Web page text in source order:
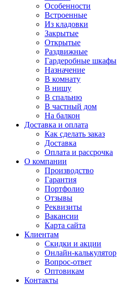
Особенности
Встроенные
Из кладовки
Закрытые
Открытые
Раздвижные
Гардеробные шкафы
Назначение
В комнату
В нишу
В спальню
В частный дом
На балкон
Доставка и оплата
Как сделать заказ
Доставка
Оплата и рассрочка
О компании
Производство
Гарантия
Портфолио
Отзывы
Реквизиты
Вакансии
Карта сайта
Клиентам
Скидки и акции
Онлайн-калькулятор
Вопрос-ответ
Оптовикам
Контакты